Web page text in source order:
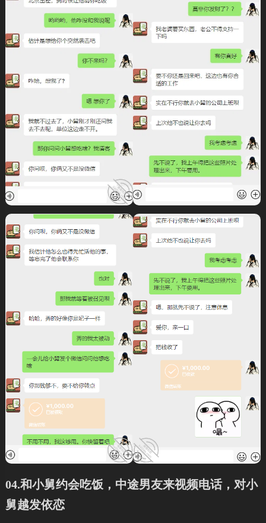
04.和小舅约会吃饭，中途男友来视频电话，对小
舅越发依恋